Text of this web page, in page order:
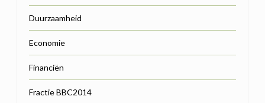
Duurzaamheid
Economie
Financiën
Fractie BBC2014